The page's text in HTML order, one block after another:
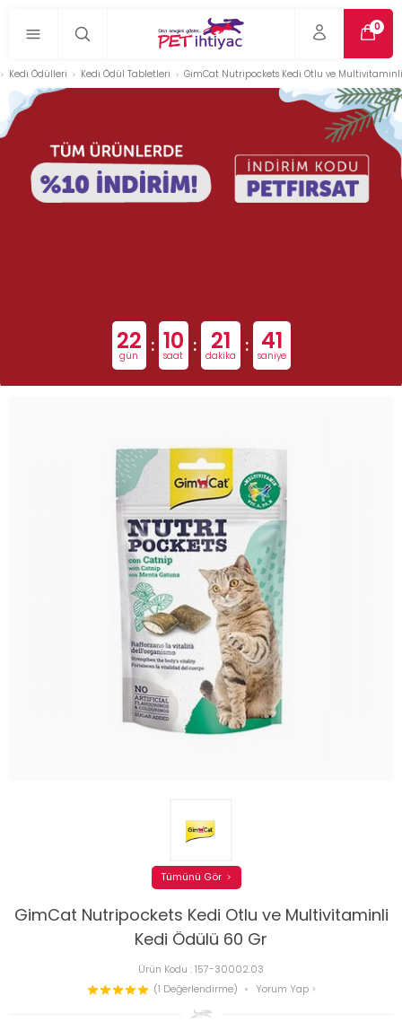
0
Kedi Ödülleri Kedi Ödül Tabletleri GimCat Nutripockets Kedi Otlu ve
22
gün : 10
saat : 21
dakika : 40
saniye
GimCat Nutripockets Kedi Otlu ve Multivitaminli
Kedi Ödülü 60 Gr
Ürün Kodu :157-30002.03
(1 Değerlendirme)
Yorum Yap
Tümünü Gör